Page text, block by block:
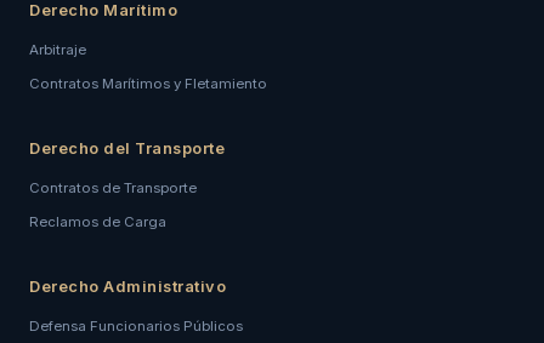
Derecho Marítimo
Arbitraje
Contratos Marítimos y Fletamiento
Derecho del Transporte
Contratos de Transporte
Reclamos de Carga
Derecho Administrativo
Defensa Funcionarios Públicos